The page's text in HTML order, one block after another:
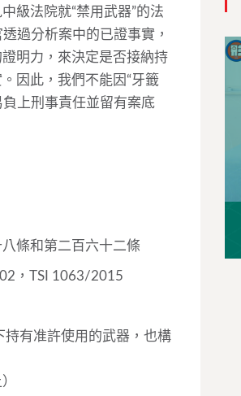
法院就“禁用武器”的法
過分析案中的已證事實，
明力，來決定是否接納持
因此，我們不能因“牙籤
負上刑事責任並留有案底
條和第二百六十二條
，TSI 1063/2015
有准許使用的武器，也構